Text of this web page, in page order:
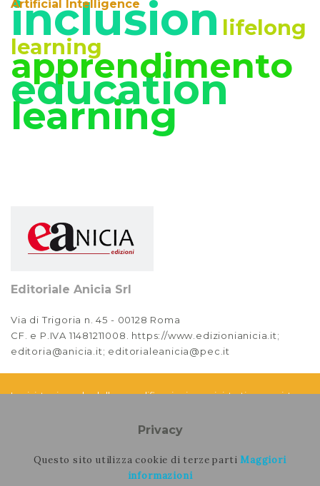
Artificial Intelligence
inclusion lifelong
learning
apprendimento
education
learning
Editoriale Anicia Srl
Via di Trigoria n. 45 - 00128 Roma
CF. e P.IVA 11481211008. https://www.edizionianicia.it;
editoria@anicia.it; editorialeanicia@pec.it
La rivista si avvale delle semplificazioni amministrative previste
Privacy
Questo sito utilizza cookie di terze partiMaggiori
informazioni